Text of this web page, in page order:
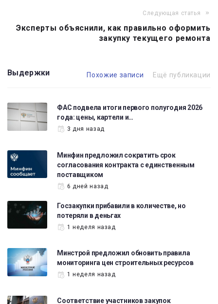
Следующая статья
Эксперты объяснили, как правильно оформить
закупку текущего ремонта
Выдержки Похожие записи Ещё публикации
ФАС подвела итоги первого полугодия 2026
года: цены, картели и…
3 дня назад
Минфин предложил сократить срок
согласования контракта с единственным
поставщиком
6 дней назад
Госзакупки прибавили в количестве, но
потеряли в деньгах
1 неделя назад
Минстрой предложил обновить правила
мониторинга цен строительных ресурсов
1 неделя назад
Соответствие участников закупок